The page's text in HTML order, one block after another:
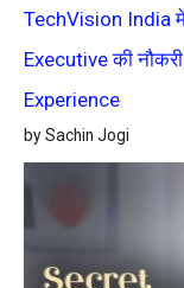
TechVision India
Executive की
Experience
by Sachin Jogi